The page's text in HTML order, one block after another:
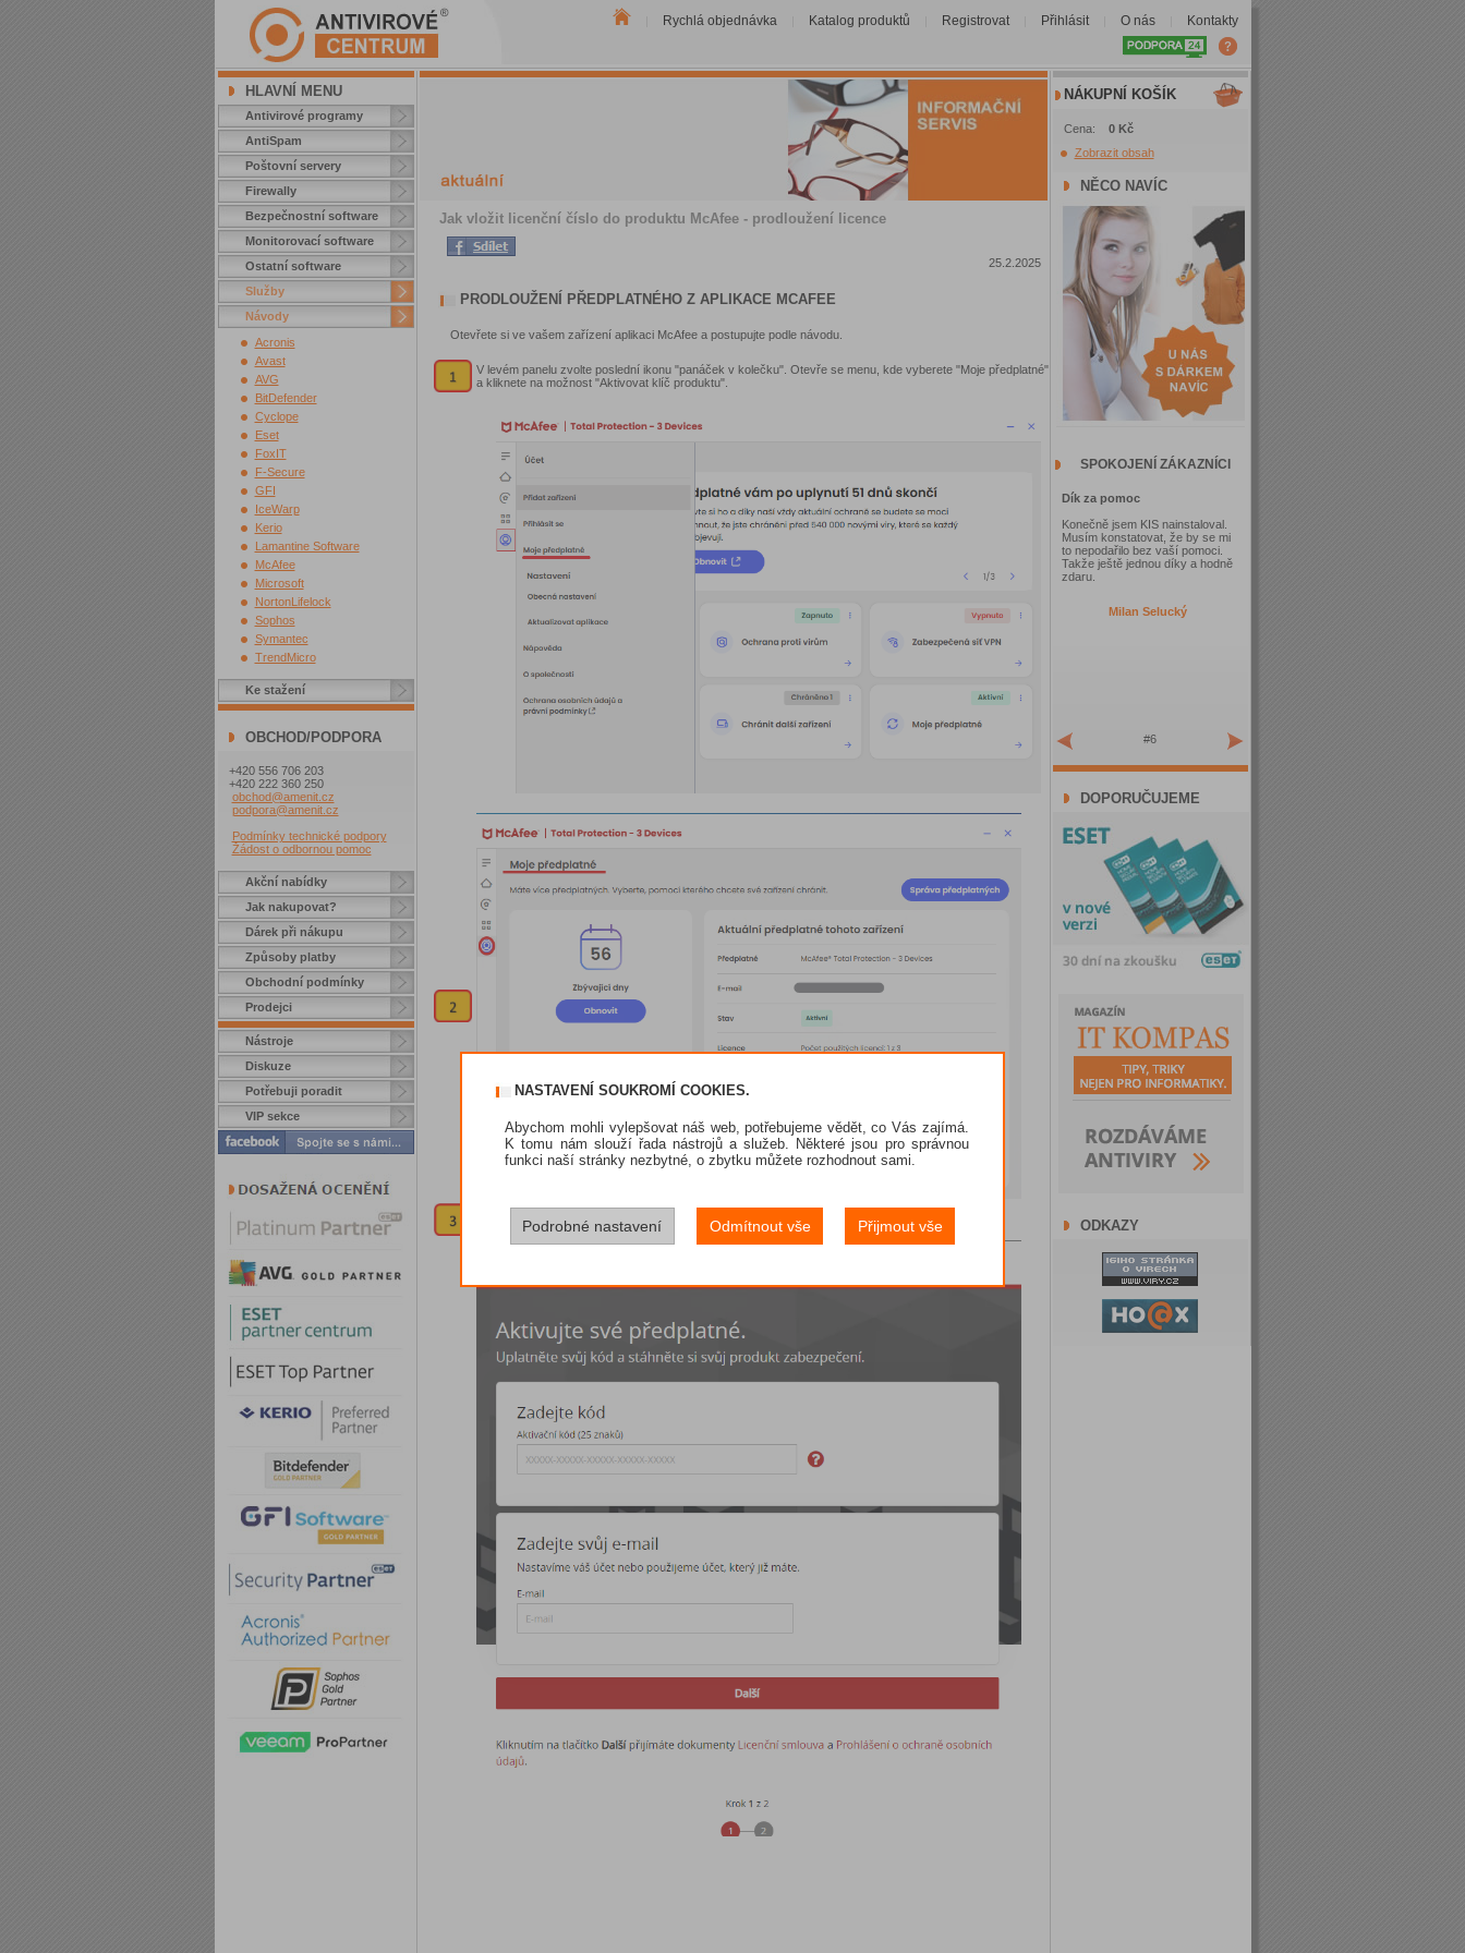
Rychlá objednávka Katalog produktů Registrovat Přihlásit O nás Kontakty
HLAVNÍ MENU
Antivirové programy
AntiSpam
Poštovní servery
Firewally
Bezpečnostní software
Monitorovací software
Ostatní software
Služby
Návody
Acronis
Avast
AVG
BitDefender
Cyclope
Eset
FoxIT
F-Secure
GFI
IceWarp
Kerio
Lamantine Software
McAfee
Microsoft
NortonLifelock
Sophos
Symantec
TrendMicro
Ke stažení
OBCHOD/PODPORA
+420 556 706 203
+420 222 360 250
obchod@amenit.cz
podpora@amenit.cz
Podmínky technické podpory
Žádost o odbornou pomoc
Akční nabídky
Jak nakupovat?
Dárek při nákupu
Způsoby platby
Obchodní podmínky
Prodejci
Nástroje
Diskuze
Potřebuji poradit
VIP sekce
Jak vložit licenční číslo do produktu McAfee - prodloužení licence
25.2.2025
PRODLOUŽENÍ PŘEDPLATNÉHO Z APLIKACE MCAFEE
Otevřete si ve vašem zařízení aplikaci McAfee a postupujte podle návodu.
V levém panelu zvolte poslední ikonu "panáček v kolečku". Otevře se menu, kde vyberete "Moje předplatné"
a kliknete na možnost "Aktivovat klíč produktu".
Odkaz váš pošle na stránky McAfee, kde vložíte klíč a prodloužíte své předplatné.
NÁKUPNÍ KOŠÍK
Cena: 0 Kč
Zobrazit obsah
NĚCO NAVÍC
SPOKOJENÍ ZÁKAZNÍCI
Dík za pomoc
Konečně jsem KIS nainstaloval.
Musím konstatovat, že by se mi
to nepodařilo bez vaší pomoci.
Takže ještě jednou díky a hodně
zdaru.
Milan Selucký
#6
DOPORUČUJEME
ODKAZY
NASTAVENÍ SOUKROMÍ COOKIES.
Abychom mohli vylepšovat náš web, potřebujeme vědět, co Vás zajímá.
K tomu nám slouží řada nástrojů a služeb. Některé jsou pro správnou
funkci naší stránky nezbytné, o zbytku můžete rozhodnout sami.
Podrobné nastavení Odmítnout vše Přijmout vše